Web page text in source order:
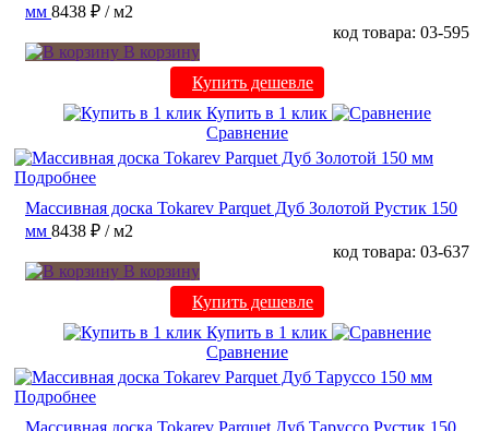
мм 8438 ₽ / м2
код товара: 03-595
В корзину
Купить дешевле
Купить в 1 клик
Сравнение
Подробнее
Массивная доска Tokarev Parquet Дуб Золотой Рустик 150
мм 8438 ₽ / м2
код товара: 03-637
В корзину
Купить дешевле
Купить в 1 клик
Сравнение
Подробнее
Массивная доска Tokarev Parquet Дуб Таруссо Рустик 150